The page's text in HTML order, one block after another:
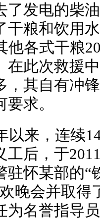
了发电的柴
干粮和饮用
他各式干粮
在此次救援
，其自有冲
求。
来，连续14
工后，于
驻怀某部的
晚会并取
为名誉指导